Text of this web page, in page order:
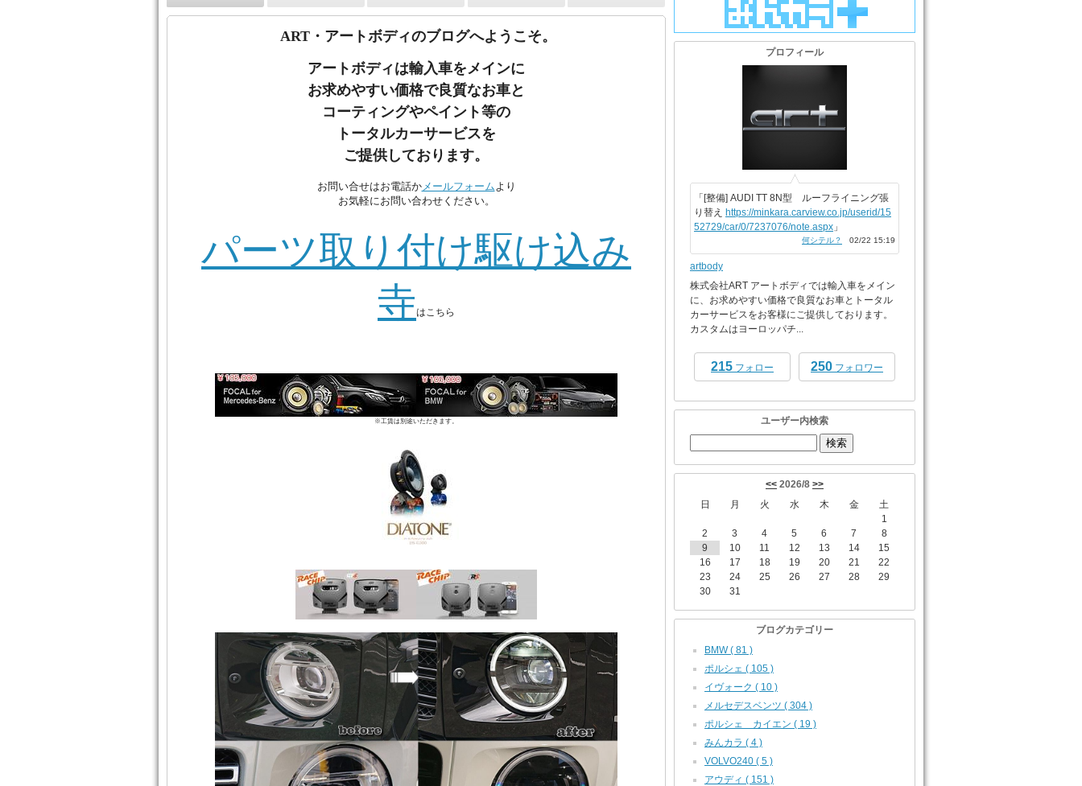
ART・アートボディのブログへようこそ。
アートボディは輸入車をメインに
お求めやすい価格で良質なお車と
コーティングやペイント等の
トータルカーサービスを
ご提供しております。
お問い合せはお電話かメールフォームより
お気軽にお問い合わせください。
パーツ取り付け駆け込み
寺はこちら
※工賃は別途いただきます。
プロフィール
「[整備] AUDI TT 8N型 ルーフライニング張
り替え
https://minkara.carview.co.jp/userid/15
52729/car/0/7237076/note.aspx 」
何シテル？ 02/22 15:19
artbody
株式会社ART アートボディでは輸入車をメイン
に、お求めやすい価格で良質なお車とトータル
カーサービスをお客様にご提供しております。
カスタムはヨーロッパチ...
215 フォロー 250 フォロワー
ユーザー内検索
<< 2026/8 >>
日
月 火 水 木 金
土
1
2
3 4 5 6 7
8
9
10 11 12 13 14
15
16
17 18 19 20 21
22
23
24 25 26 27 28
29
30
31
ブログカテゴリー
BMW ( 81 )
ポルシェ ( 105 )
イヴォーク ( 10 )
メルセデスベンツ ( 304 )
ポルシェ カイエン ( 19 )
みんカラ ( 4 )
VOLVO240 ( 5 )
アウディ ( 151 )